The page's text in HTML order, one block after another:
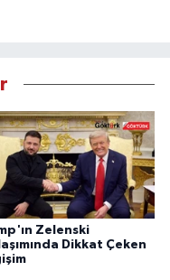
Zelenski
Dikkat Çeken